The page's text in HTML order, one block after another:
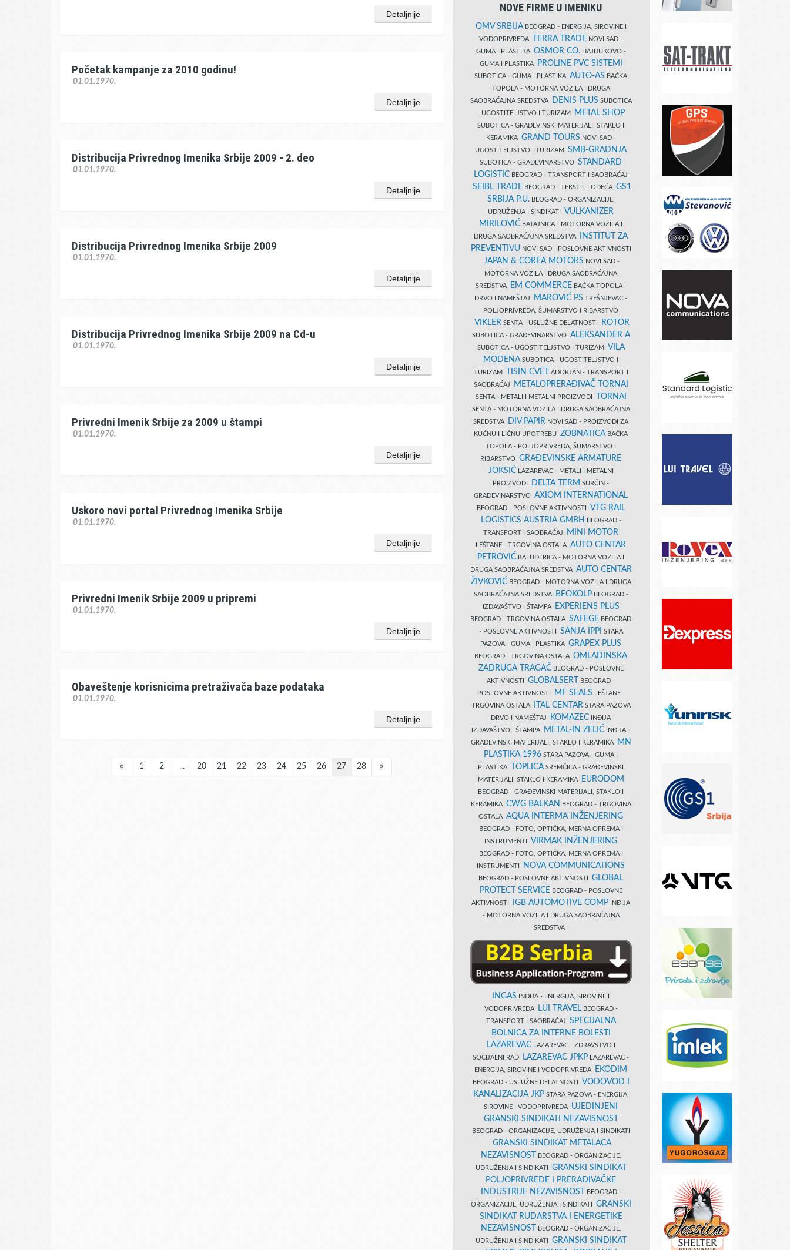
Detaljnije
Početak kampanje za 2010 godinu!
01.01.1970.
Detaljnije
Distribucija Privrednog Imenika Srbije 2009 - 2. deo
01.01.1970.
Detaljnije
Distribucija Privrednog Imenika Srbije 2009
01.01.1970.
Detaljnije
Distribucija Privrednog Imenika Srbije 2009 na Cd-u
01.01.1970.
Detaljnije
Privredni Imenik Srbije za 2009 u štampi
01.01.1970.
Detaljnije
Uskoro novi portal Privrednog Imenika Srbije
01.01.1970.
Detaljnije
Privredni Imenik Srbije 2009 u pripremi
01.01.1970.
Detaljnije
Obaveštenje korisnicima pretraživača baze podataka
01.01.1970.
Detaljnije
« 1 2 ... 20 21 22 23 24 25 26 27 28 »
NOVE FIRME U IMENIKU
OMV SRBIJABEOGRAD - ENERGIJA, SIROVINE I
VODOPRIVREDA
TERRA TRADE NOVI SAD -
GUMA I PLASTIKA OSMOR CO.HAJDUKOVO -
GUMA I PLASTIKA
PROLINE PVC SISTEMI
SUBOTICA - GUMA I PLASTIKA AUTO-AS BAČKA
TOPOLA - MOTORNA VOZILA I DRUGA
SAOBRAĆAJNA SREDSTVA
DENIS PLUS SUBOTICA
- UGOSTITELJSTVO I TURIZAM
METAL SHOP
SUBOTICA - GRAĐEVINSKI MATERIJALI, STAKLO I
KERAMIKA GRAND TOURS NOVI SAD -
UGOSTITELJSTVO I TURIZAM SMB-GRADNJA
SUBOTICA - GRAĐEVINARSTVO STANDARD
LOGISTIC BEOGRAD - TRANSPORT I SAOBRAĆAJ
SEIBL TRADE BEOGRAD - TEKSTIL I ODEĆA GS1
SRBIJA P.U.BEOGRAD - ORGANIZACIJE,
UDRUŽENJA I SINDIKATI VULKANIZER
MIRILOVIĆ BATAJNICA - MOTORNA VOZILA I
DRUGA SAOBRAĆAJNA SREDSTVA
INSTITUT ZA
PREVENTIVUNOVI SAD - POSLOVNE AKTIVNOSTI
JAPAN & COREA MOTORS NOVI SAD -
MOTORNA VOZILA I DRUGA SAOBRAĆAJNA
SREDSTVA
EM COMMERCE BAČKA TOPOLA -
DRVO I NAMEŠTAJ
MAROVIĆ PS TREŠNJEVAC -
POLJOPRIVREDA, ŠUMARSTVO I RIBARSTVO
VIKLER SENTA - USLUŽNE DELATNOSTI ROTOR
SUBOTICA - GRAĐEVINARSTVO ALEKSANDER A
SUBOTICA - UGOSTITELJSTVO I TURIZAM VILA
MODENA SUBOTICA - UGOSTITELJSTVO I
TURIZAM
TISIN CVET
ADORJAN - TRANSPORT I
SAOBRAĆAJ
METALOPRERAĐIVAČ TORNAI
SENTA - METALI I METALNI PROIZVODI TORNAI
SENTA - MOTORNA VOZILA I DRUGA SAOBRAĆAJNA
SREDSTVA
DIV PAPIR NOVI SAD - PROIZVODI ZA
KUĆNU I LIČNU UPOTREBU ZOBNATICA BAČKA
TOPOLA - POLJOPRIVREDA, ŠUMARSTVO I
RIBARSTVO GRAĐEVINSKE ARMATURE
JOKSIĆLAZAREVAC - METALI I METALNI
PROIZVODI
DELTA TERM SURČIN -
GRAĐEVINARSTVO AXIOM INTERNATIONAL
BEOGRAD - POSLOVNE AKTIVNOSTI VTG RAIL
LOGISTICS AUSTRIA GMBH
BEOGRAD -
TRANSPORT I SAOBRAĆAJ
MINI MOTOR
LEŠTANE - TRGOVINA OSTALA AUTO CENTAR
PETROVIĆ KALUĐERICA - MOTORNA VOZILA I
DRUGA SAOBRAĆAJNA SREDSTVA AUTO CENTAR
ŽIVKOVIĆBEOGRAD - MOTORNA VOZILA I DRUGA
SAOBRAĆAJNA SREDSTVA
BEOKOLPBEOGRAD -
IZDAVAŠTVO I ŠTAMPA
EXPERIENS PLUS
BEOGRAD - TRGOVINA OSTALA SAFEGE BEOGRAD
- POSLOVNE AKTIVNOSTI SANJA IPPI
STARA
PAZOVA - GUMA I PLASTIKA GRAPEX PLUS
BEOGRAD - TRGOVINA OSTALA OMLADINSKA
ZADRUGA TRAGAČBEOGRAD - POSLOVNE
AKTIVNOSTI GLOBALSERT
BEOGRAD -
POSLOVNE AKTIVNOSTI
MF SEALS LEŠTANE -
TRGOVINA OSTALA
ITAL CENTAR STARA PAZOVA
- DRVO I NAMEŠTAJ
KOMAZEC INĐIJA -
IZDAVAŠTVO I ŠTAMPA
METAL-IN ZELIĆ INĐIJA -
GRAĐEVINSKI MATERIJALI, STAKLO I KERAMIKA
MN
PLASTIKA 1996 STARA PAZOVA - GUMA I
PLASTIKA
TOPLICA SREMČICA - GRAĐEVINSKI
MATERIJALI, STAKLO I KERAMIKA
EURODOM
BEOGRAD - GRAĐEVINSKI MATERIJALI, STAKLO I
KERAMIKA CWG BALKAN
BEOGRAD - TRGOVINA
OSTALA AQUA INTERMA INŽENJERING
BEOGRAD - FOTO, OPTIČKA, MERNA OPREMA I
INSTRUMENTI VIRMAK INŽENJERING
BEOGRAD - FOTO, OPTIČKA, MERNA OPREMA I
INSTRUMENTI
NOVA COMMUNICATIONS
BEOGRAD - POSLOVNE AKTIVNOSTI GLOBAL
PROTECT SERVICE BEOGRAD - POSLOVNE
AKTIVNOSTI
IGB AUTOMOTIVE COMP INĐIJA
- MOTORNA VOZILA I DRUGA SAOBRAĆAJNA
SREDSTVA
INGAS INĐIJA - ENERGIJA, SIROVINE I
VODOPRIVREDA
LUI TRAVELBEOGRAD -
TRANSPORT I SAOBRAĆAJ SPECIJALNA
BOLNICA ZA INTERNE BOLESTI
LAZAREVACLAZAREVAC - ZDRAVSTVO I
SOCIJALNI RAD
LAZAREVAC JPKP LAZAREVAC -
ENERGIJA, SIROVINE I VODOPRIVREDA
EKODIM
BEOGRAD - USLUŽNE DELATNOSTI VODOVOD I
KANALIZACIJA JKPSTARA PAZOVA - ENERGIJA,
SIROVINE I VODOPRIVREDA UJEDINJENI
GRANSKI SINDIKATI NEZAVISNOST
BEOGRAD - ORGANIZACIJE, UDRUŽENJA I SINDIKATI
GRANSKI SINDIKAT METALACA
NEZAVISNOST
BEOGRAD - ORGANIZACIJE,
UDRUŽENJA I SINDIKATI GRANSKI SINDIKAT
POLJOPRIVREDE I PRERAĐIVAČKE
INDUSTRIJE NEZAVISNOST
BEOGRAD -
ORGANIZACIJE, UDRUŽENJA I SINDIKATI GRANSKI
SINDIKAT RUDARSTVA I ENERGETIKE
NEZAVISNOST
BEOGRAD - ORGANIZACIJE,
UDRUŽENJA I SINDIKATI GRANSKI SINDIKAT